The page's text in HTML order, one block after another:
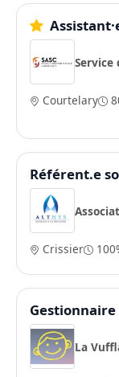
Service
Courtelary
Référent.e
Crissier
La